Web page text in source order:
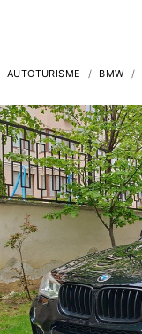
AUTOTURISME BMW